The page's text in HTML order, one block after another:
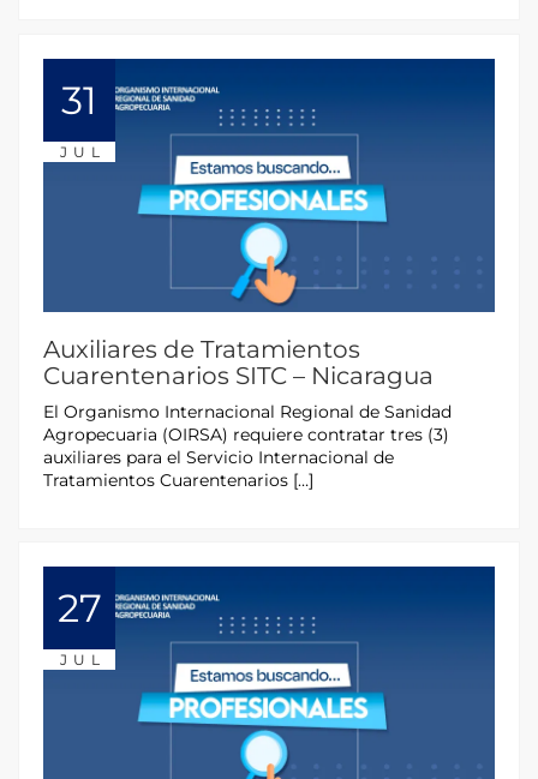
31
JUL
Auxiliares de Tratamientos
Cuarentenarios SITC – Nicaragua
El Organismo Internacional Regional de Sanidad
Agropecuaria (OIRSA) requiere contratar tres (3)
auxiliares para el Servicio Internacional de
Tratamientos Cuarentenarios […]
27
JUL